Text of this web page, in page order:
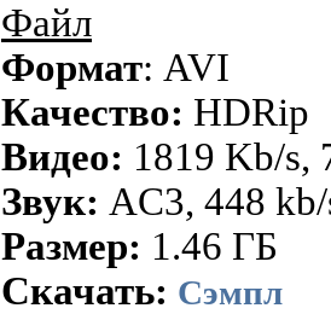
Файл
Формат: AVI
Качество: HDRip
Видео: 1819 Kb/s,
Звук: AC3, 448
Размер: 1.46 ГБ
Скачать: Сэмпл